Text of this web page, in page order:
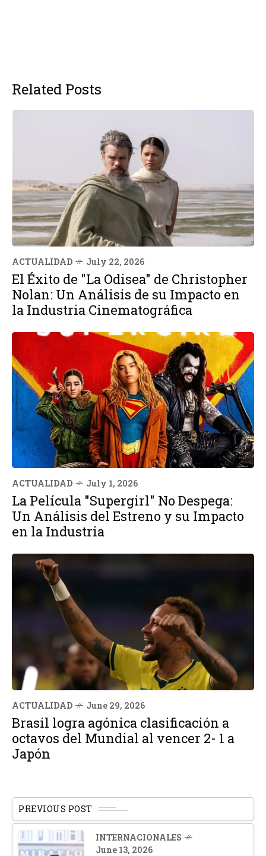
Related Posts
ACTUALIDAD July 22, 2026
El Éxito de "La Odisea" de Christopher
Nolan: Un Análisis de su Impacto en
la Industria Cinematográfica
ACTUALIDAD July 1, 2026
La Película "Supergirl" No Despega:
Un Análisis del Estreno y su Impacto
en la Industria
ACTUALIDAD June 29, 2026
Brasil logra agónica clasificación a
octavos del Mundial al vencer 2- 1 a
Japón
PREVIOUS POST
INTERNACIONALES
June 13, 2026